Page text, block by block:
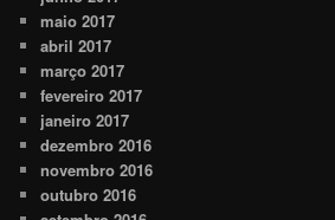
maio 2017
abril 2017
março 2017
fevereiro 2017
janeiro 2017
dezembro 2016
novembro 2016
outubro 2016